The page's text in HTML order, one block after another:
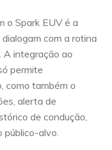
o Spark EUV é a
com a rotina
A integração ao
permite
como também o
alerta de
de condução,
público-alvo.